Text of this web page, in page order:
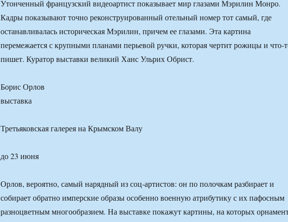
Утонченный французский видеоартист показывает мир глазами Мэрилин Монро.
Кадры показывают точно реконструированный отельный номер тот самый, где
останавливалась историческая Мэрилин, причем ее глазами. Эта картина
перемежается с крупными планами перьевой ручки, которая чертит рожицы и что-
пишет. Куратор выставки великий Ханс Ульрих Обрист.
Борис Орлов
выставка
Третьяковская галерея на Крымском Валу
до 23 июня
Орлов, вероятно, самый нарядный из соц-артистов: он по полочкам разбирает и
собирает обратно имперские образы особенно военную атрибутику с их пафосным
разноцветным многообразием. На выставке покажут картины, на которых